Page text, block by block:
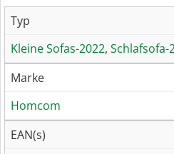
Typ
Kleine Sofas-2022, Schlafsofa-
Marke
Homcom
EAN(s)